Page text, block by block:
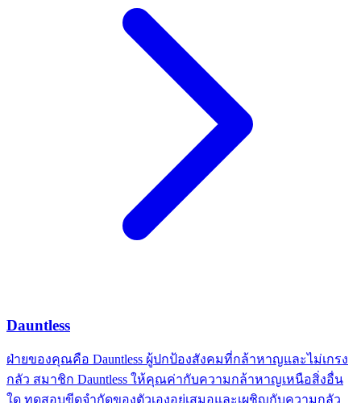
Dauntless
ฝ่ายของคุณคือ Dauntless ผู้ปกป้องสังคมที่กล้าหาญและไม่เกรง
กลัว สมาชิก Dauntless ให้คุณค่ากับความกล้าหาญเหนือสิ่งอื่น
ใด ทดสอบขีดจำกัดของตัวเองอยู่เสมอและเผชิญกับความกลัว